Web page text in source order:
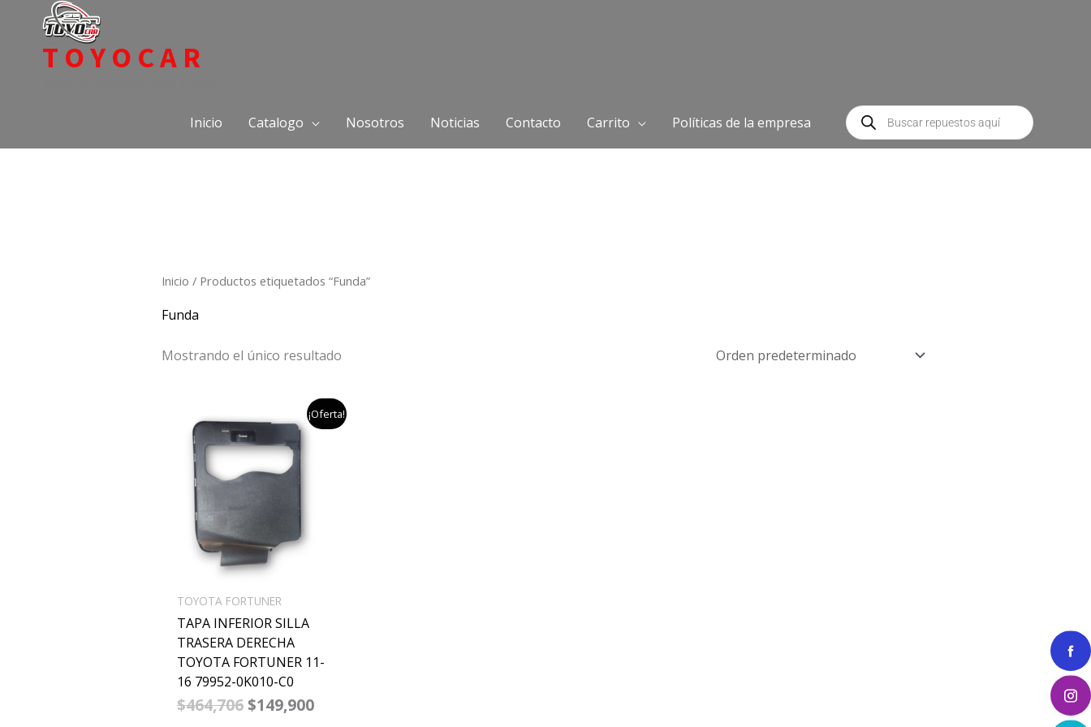
contenidoTOYOCAR
Inicio Catalogo Nosotros Noticias Contacto Carrito Políticas de la empresa
Búsqueda
de
productos
Inicio / Productos etiquetados “Funda”
Funda
Mostrando el único resultado
¡Oferta!
TOYOTA FORTUNER
TAPA INFERIOR SILLA
TRASERA DERECHA
TOYOTA FORTUNER 11-
16 79952-0K010-C0
$464,706
precio
original
era:
$464,706.
$149,900
el
precio